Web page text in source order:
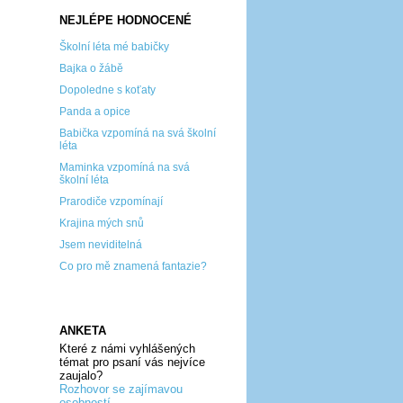
NEJLÉPE HODNOCENÉ
Školní léta mé babičky
Bajka o žábě
Dopoledne s koťaty
Panda a opice
Babička vzpomíná na svá školní
léta
Maminka vzpomíná na svá
školní léta
Prarodiče vzpomínají
Krajina mých snů
Jsem neviditelná
Co pro mě znamená fantazie?
ANKETA
Které z námi vyhlášených
témat pro psaní vás nejvíce
zaujalo?
Rozhovor se zajímavou